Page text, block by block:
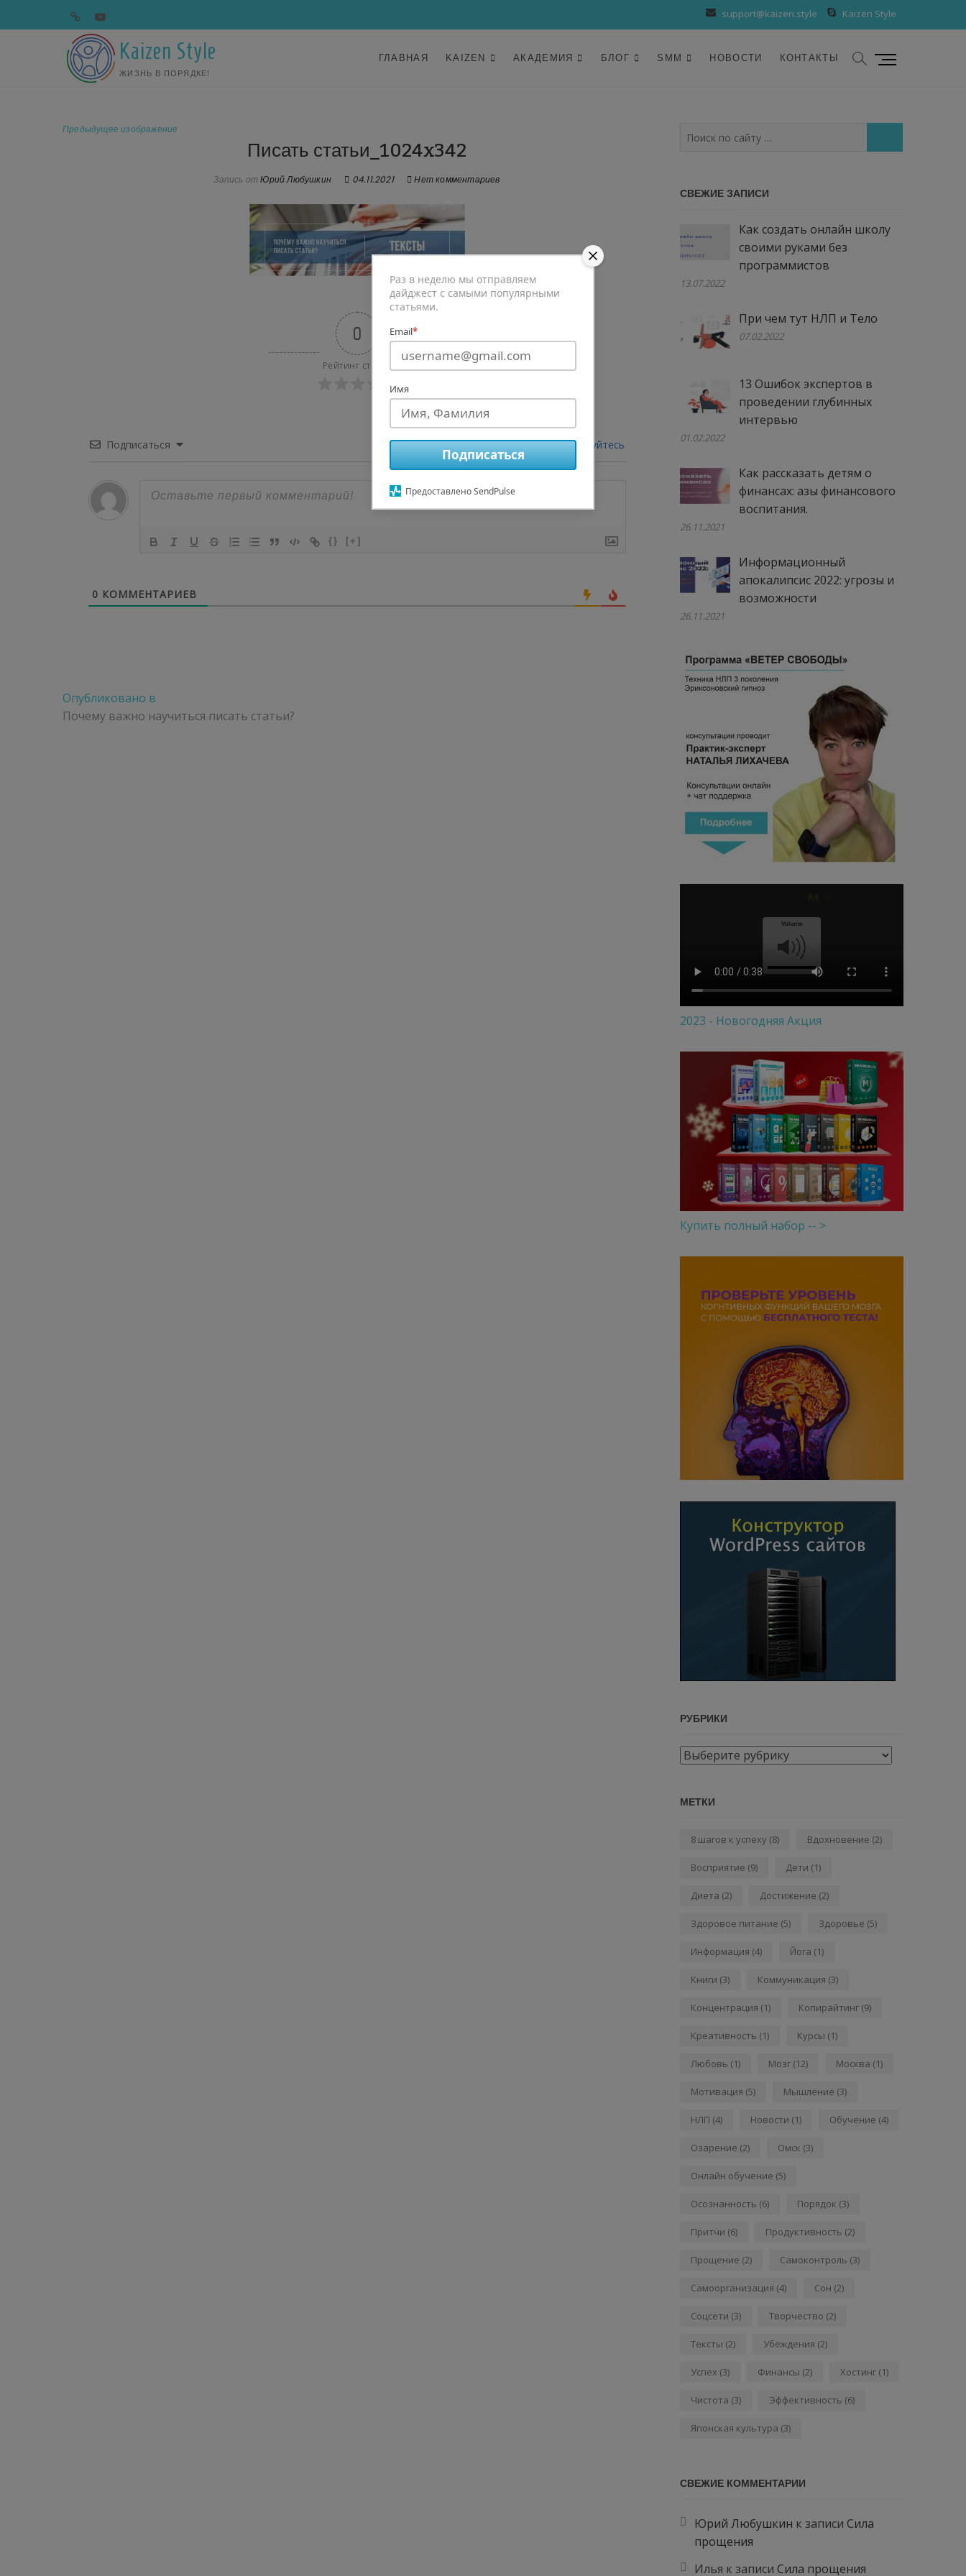
к
содержимому
support@kaizen.style Kaizen Style
telegramyoutube
Kaizen Style
ЖИЗНЬ В ПОРЯДКЕ!
ГЛАВНАЯ KAIZEN АКАДЕМИЯ БЛОГ SMM НОВОСТИ КОНТАКТЫ
К
Предыдущее изображение
Писать статьи_1024x342
Запись от Юрий Любушкин 04.11.2021 Нет комментариев
0
Рейтинг статьи
Подписаться Войти через авторизуйтесь
{} [+]
0 КОММЕНТАРИЕВ
Навигация
по
Опубликовано в
Почему важно научиться писать статьи?
по
СВЕЖИЕ ЗАПИСИ
Как создать онлайн школу
своими руками без
программистов
13.07.2022
При чем тут НЛП и Тело
07.02.2022
13 Ошибок экспертов в
проведении глубинных
интервью
01.02.2022
Как рассказать детям о
финансах: азы финансового
воспитания.
26.11.2021
Информационный
апокалипсис 2022: угрозы и
возможности
26.11.2021
2023 - Новогодняя Акция
Купить полный набор -- >
РУБРИКИ
Рубрики
МЕТКИ
8 шагов к успеху (8) Вдохновение (2)
Восприятие (9) Дети (1)
Диета (2) Достижение (2)
Здоровое питание (5) Здоровье (5)
Информация (4) Йога (1)
Книги (3) Коммуникация (3)
Концентрация (1) Копирайтинг (9)
Креативность (1) Курсы (1)
Любовь (1) Мозг (12) Москва (1)
Мотивация (5) Мышление (3)
НЛП (4) Новости (1) Обучение (4)
Озарение (2) Омск (3)
Онлайн обучение (5)
Осознанность (6) Порядок (3)
Притчи (6) Продуктивность (2)
Прощение (2) Самоконтроль (3)
Самоорганизация (4) Сон (2)
Соцсети (3) Творчество (2)
Тексты (2) Убеждения (2)
Успех (3) Финансы (2) Хостинг (1)
Чистота (3) Эффективность (6)
Японская культура (3)
СВЕЖИЕ КОММЕНТАРИИ
Юрий Любушкин к записи Сила
прощения
Илья к записи Сила прощения
Раз в неделю мы отправляем
дайджест с самыми популярными
статьями.
Email*
Имя
Подписаться
Предоставлено SendPulse